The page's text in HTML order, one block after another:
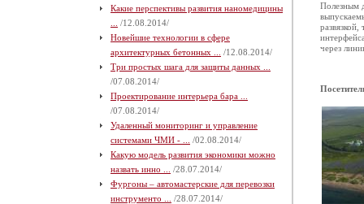
Какие перспективы развития наномедицины
/12.08.2014/
Новейшие технологии в сфере
архитектурных бетонных ...
/12.08.2014/
Три простых шага для защиты данных ...
/07.08.2014/
Проектирование интерьера бара ...
/07.08.2014/
Удаленный мониторинг и управление
системами ЧМИ - ...
/02.08.2014/
Какую модель развития экономики можно
назвать инно ...
/28.07.2014/
Фургоны – автомастерские для перевозки
инструменто ...
/28.07.2014/
Полезным
через